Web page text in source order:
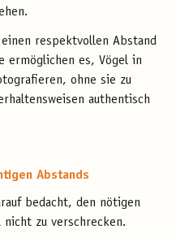
respektvollen Abstand
ermöglichen es, Vögel in
ohne sie zu
authentisch
Abstands
bedacht, den nötigen
nicht zu verschrecken.